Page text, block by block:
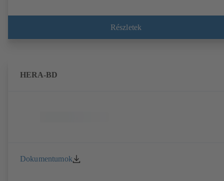
Részletek
HERA-BD
Dokumentumok